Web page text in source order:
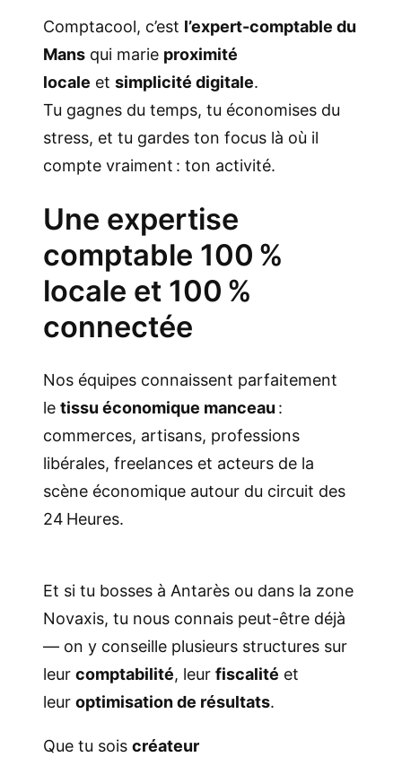
Comptacool, c’est l’expert-comptable du
Mans qui marie proximité
locale et simplicité digitale.
Tu gagnes du temps, tu économises du
stress, et tu gardes ton focus là où il
compte vraiment : ton activité.
Une expertise
comptable 100 %
locale et 100 %
connectée
Nos équipes connaissent parfaitement
le tissu économique manceau :
commerces, artisans, professions
libérales, freelances et acteurs de la
scène économique autour du circuit des
24 Heures.
Et si tu bosses à Antarès ou dans la zone
Novaxis, tu nous connais peut-être déjà
— on y conseille plusieurs structures sur
leur comptabilité, leur fiscalité et
leur optimisation de résultats.
Que tu sois créateur